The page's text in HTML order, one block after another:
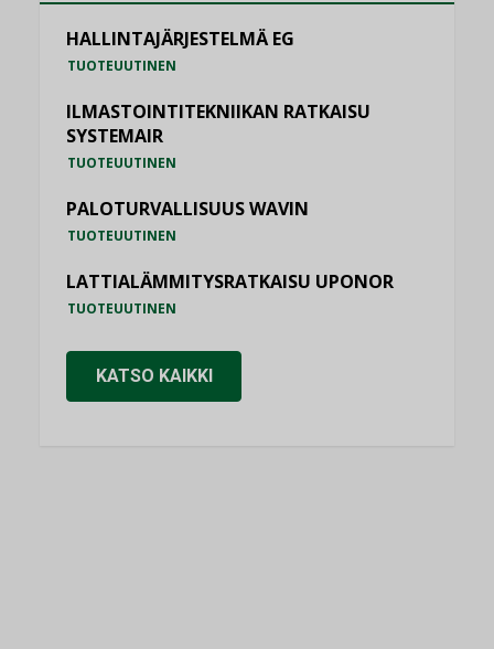
HALLINTAJÄRJESTELMÄ EG
TUOTEUUTINEN
ILMASTOINTITEKNIIKAN RATKAISU
SYSTEMAIR
TUOTEUUTINEN
PALOTURVALLISUUS WAVIN
TUOTEUUTINEN
LATTIALÄMMITYSRATKAISU UPONOR
TUOTEUUTINEN
KATSO KAIKKI